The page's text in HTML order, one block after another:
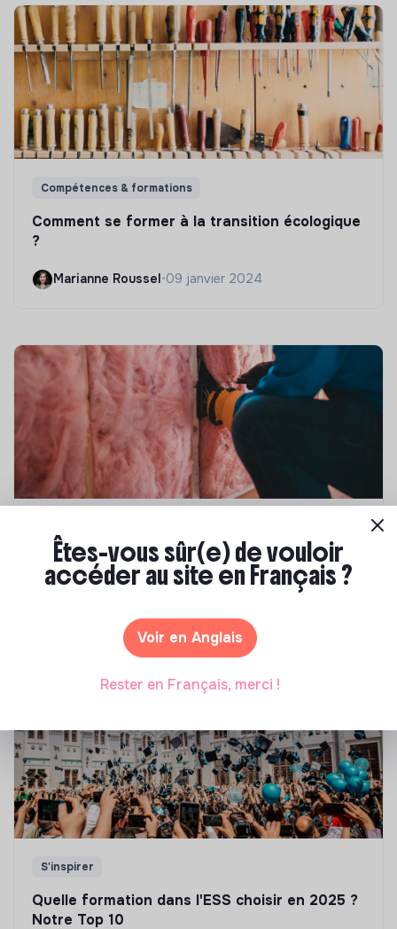
Compétences & formations
Comment se former à la transition écologique
?
Marianne Roussel •09 janvier 2024
Top 8 des formations en rénovation
énergétique des bâtiments
Marianne Roussel•21 janvier 2025
S'inspirer
Quelle formation dans l'ESS choisir en 2025 ?
Notre Top 10
Êtes-vous sûr(e) de vouloir
accéder au site en Français ?
Voir en Anglais
Rester en Français, merci !